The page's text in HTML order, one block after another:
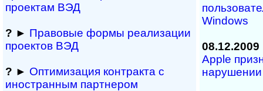
проектам ВЭД
? ► Правовые формы реализации
проектов ВЭД
? ► Оптимизация контракта с
иностранным партнером
Windows
08.12.2009
Apple
нарушении